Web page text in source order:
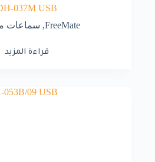
037M USB
FreeMate
, سماعات
قراءة المزيد